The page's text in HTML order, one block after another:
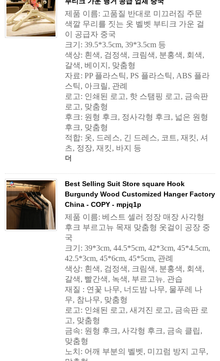
제품 이름: 고품질 반대로 미끄러짐 주문
색깔 무리를 짓는 옷 벨벳 부티크 가운 걸
이 공급자 중국
크기: 39.5*3.5cm, 39*3.5cm 등
색상: 흰색, 검정색, 크림색, 분홍색, 회색,
갈색, 베이지, 맞춤형
자료: PP 플라스틱, PS 플라스틱, ABS 플라
스틱, 아크릴, 관례
로고: 인쇄된 로고, 핫 스탬핑 로고, 금속판
로고, 맞춤형
후크: 원형 후크, 정사각형 후크, 넓은 원형
후크, 맞춤형
적합: 옷, 드레스, 긴 드레스, 코트, 재킷, 셔
츠, 정장, 재킷, 바지 등
더
Best Selling Suit Store square Hook
Burgundy Wood Customized Hanger Factory
China - COPY - mpjq1p
제품 이름: 베스트 셀러 정장 매장 사각형
후크 부르고뉴 목재 맞춤형 옷걸이 공장 중
국
크기: 39*3cm, 44.5*5cm, 42*3cm, 45*4.5cm,
42.5*3cm, 45*6cm, 45*5cm, 관례
색상: 흰색, 검정색, 크림색, 분홍색, 회색,
갈색, 빨간색, 녹색, 부르고뉴, 관습
재질 : 연꽃 나무, 너도밤 나무, 물푸레 나
무, 참나무, 맞춤형
로고: 인쇄된 로고, 새겨진 로고, 금속판 로
고, 맞춤형
금속: 원형 후크, 사각형 후크, 금속 클립,
맞춤형
노치: 어깨 부분의 벨벳, 미끄럼 방지 고무,